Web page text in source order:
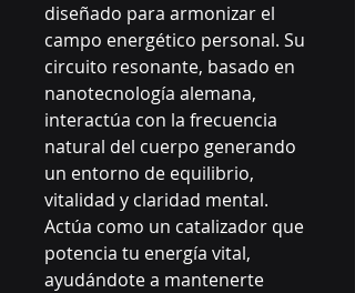
diseñado para armonizar el
campo energético personal. Su
circuito resonante, basado en
nanotecnología alemana,
interactúa con la frecuencia
natural del cuerpo generando
un entorno de equilibrio,
vitalidad y claridad mental.
Actúa como un catalizador que
potencia tu energía vital,
ayudándote a mantenerte